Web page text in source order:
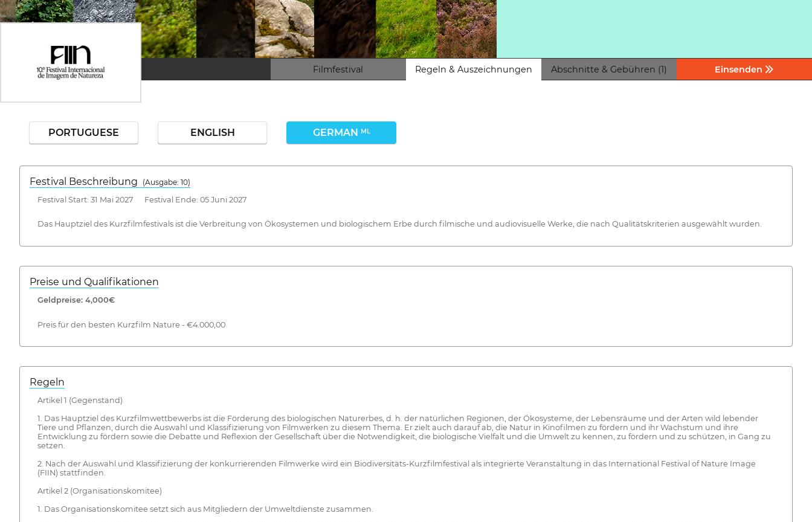
Filmfestival Regeln & Auszeichnungen Abschnitte & Gebühren (1) Einsenden
PORTUGUESE ENGLISH GERMAN ML
Festival Beschreibung
(Ausgabe: 10)
Festival Start: 31 Mai 2027 Festival Ende: 05 Juni 2027
Das Hauptziel des Kurzfilmfestivals ist die Verbreitung von Ökosystemen und biologischem Erbe durch filmische und audiovisuelle Werke, die nach Qualitätskriterien ausgewählt wurden.
Preise und Qualifikationen
Geldpreise: 4,000€
Preis für den besten Kurzfilm Nature - €4.000,00
Regeln
Artikel 1 (Gegenstand)
1. Das Hauptziel des Kurzfilmwettbewerbs ist die Förderung des biologischen Naturerbes, d. h. der natürlichen Regionen, der Ökosysteme, der Lebensräume und der Arten wild lebender
Tiere und Pflanzen, durch die Auswahl und Klassifizierung von Filmwerken zu diesem Thema. Er zielt auch darauf ab, die Natur in Kinofilmen zu fördern und ihr Wachstum und ihre
Entwicklung zu fördern sowie die Debatte und Reflexion der Gesellschaft über die Notwendigkeit, die biologische Vielfalt und die Umwelt zu kennen, zu fördern und zu schützen, in Gang zu
setzen.
2. Nach der Auswahl und Klassifizierung der konkurrierenden Filmwerke wird ein Biodiversitäts-Kurzfilmfestival als integrierte Veranstaltung in das International Festival of Nature Image
(FIIN) stattfinden.
Artikel 2 (Organisationskomitee)
1. Das Organisationskomitee setzt sich aus Mitgliedern der Umweltdienste zusammen.